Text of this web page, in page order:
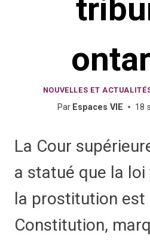
NOUVELLES ET
Par Espaces VIE 18
La Cour
a statué que la
la prostitution est
Constitution,